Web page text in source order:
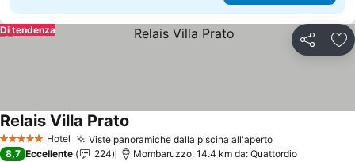
Condividi
Di tendenza
5 Stelle Hotel Viste panoramiche dalla piscina all'apertoScopri i
Relais Villa Prato
8,7 Eccellente 224 Mombaruzzo, 14.4 km da: Quattordio